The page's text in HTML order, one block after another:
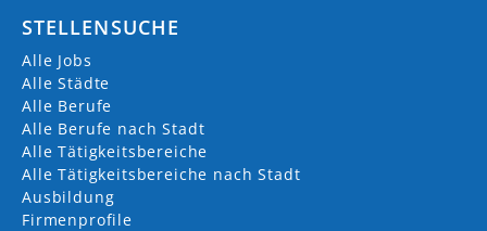
STELLENSUCHE
Alle Jobs
Alle Städte
Alle Berufe
Alle Berufe nach Stadt
Alle Tätigkeitsbereiche
Alle Tätigkeitsbereiche nach Stadt
Ausbildung
Firmenprofile